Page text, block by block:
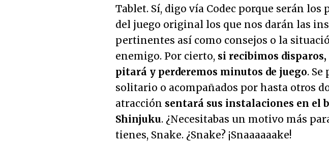
Tablet. Sí, digo vía Codec porque serán
del juego original los que nos darán las
pertinentes así como consejos o la
enemigo. Por cierto, si recibimos
pitará y perderemos minutos de juego. Se
solitario o acompañados por hasta otros
atracción sentará sus instalaciones en el
Shinjuku. ¿Necesitabas un motivo más
tienes, Snake. ¿Snake? ¡Snaaaaaake!